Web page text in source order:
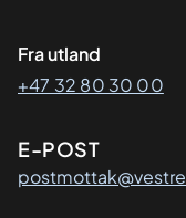
Fra utland
+47 32 80 30 00
E-POST